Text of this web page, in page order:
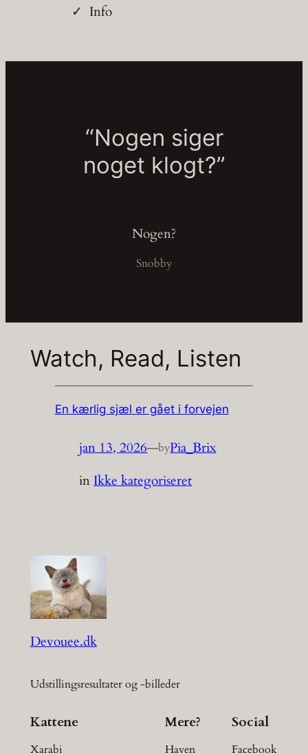
Info
“Nogen siger
noget klogt?”
Nogen?
Snobby
Watch, Read, Listen
En kærlig sjæl er gået i forvejen
jan 13, 2026—byPia_Brix
in Ikke kategoriseret
Devouee.dk
Udstillingsresultater og -billeder
Kattene
Xarabi
Mere?
Haven
Social
Facebook